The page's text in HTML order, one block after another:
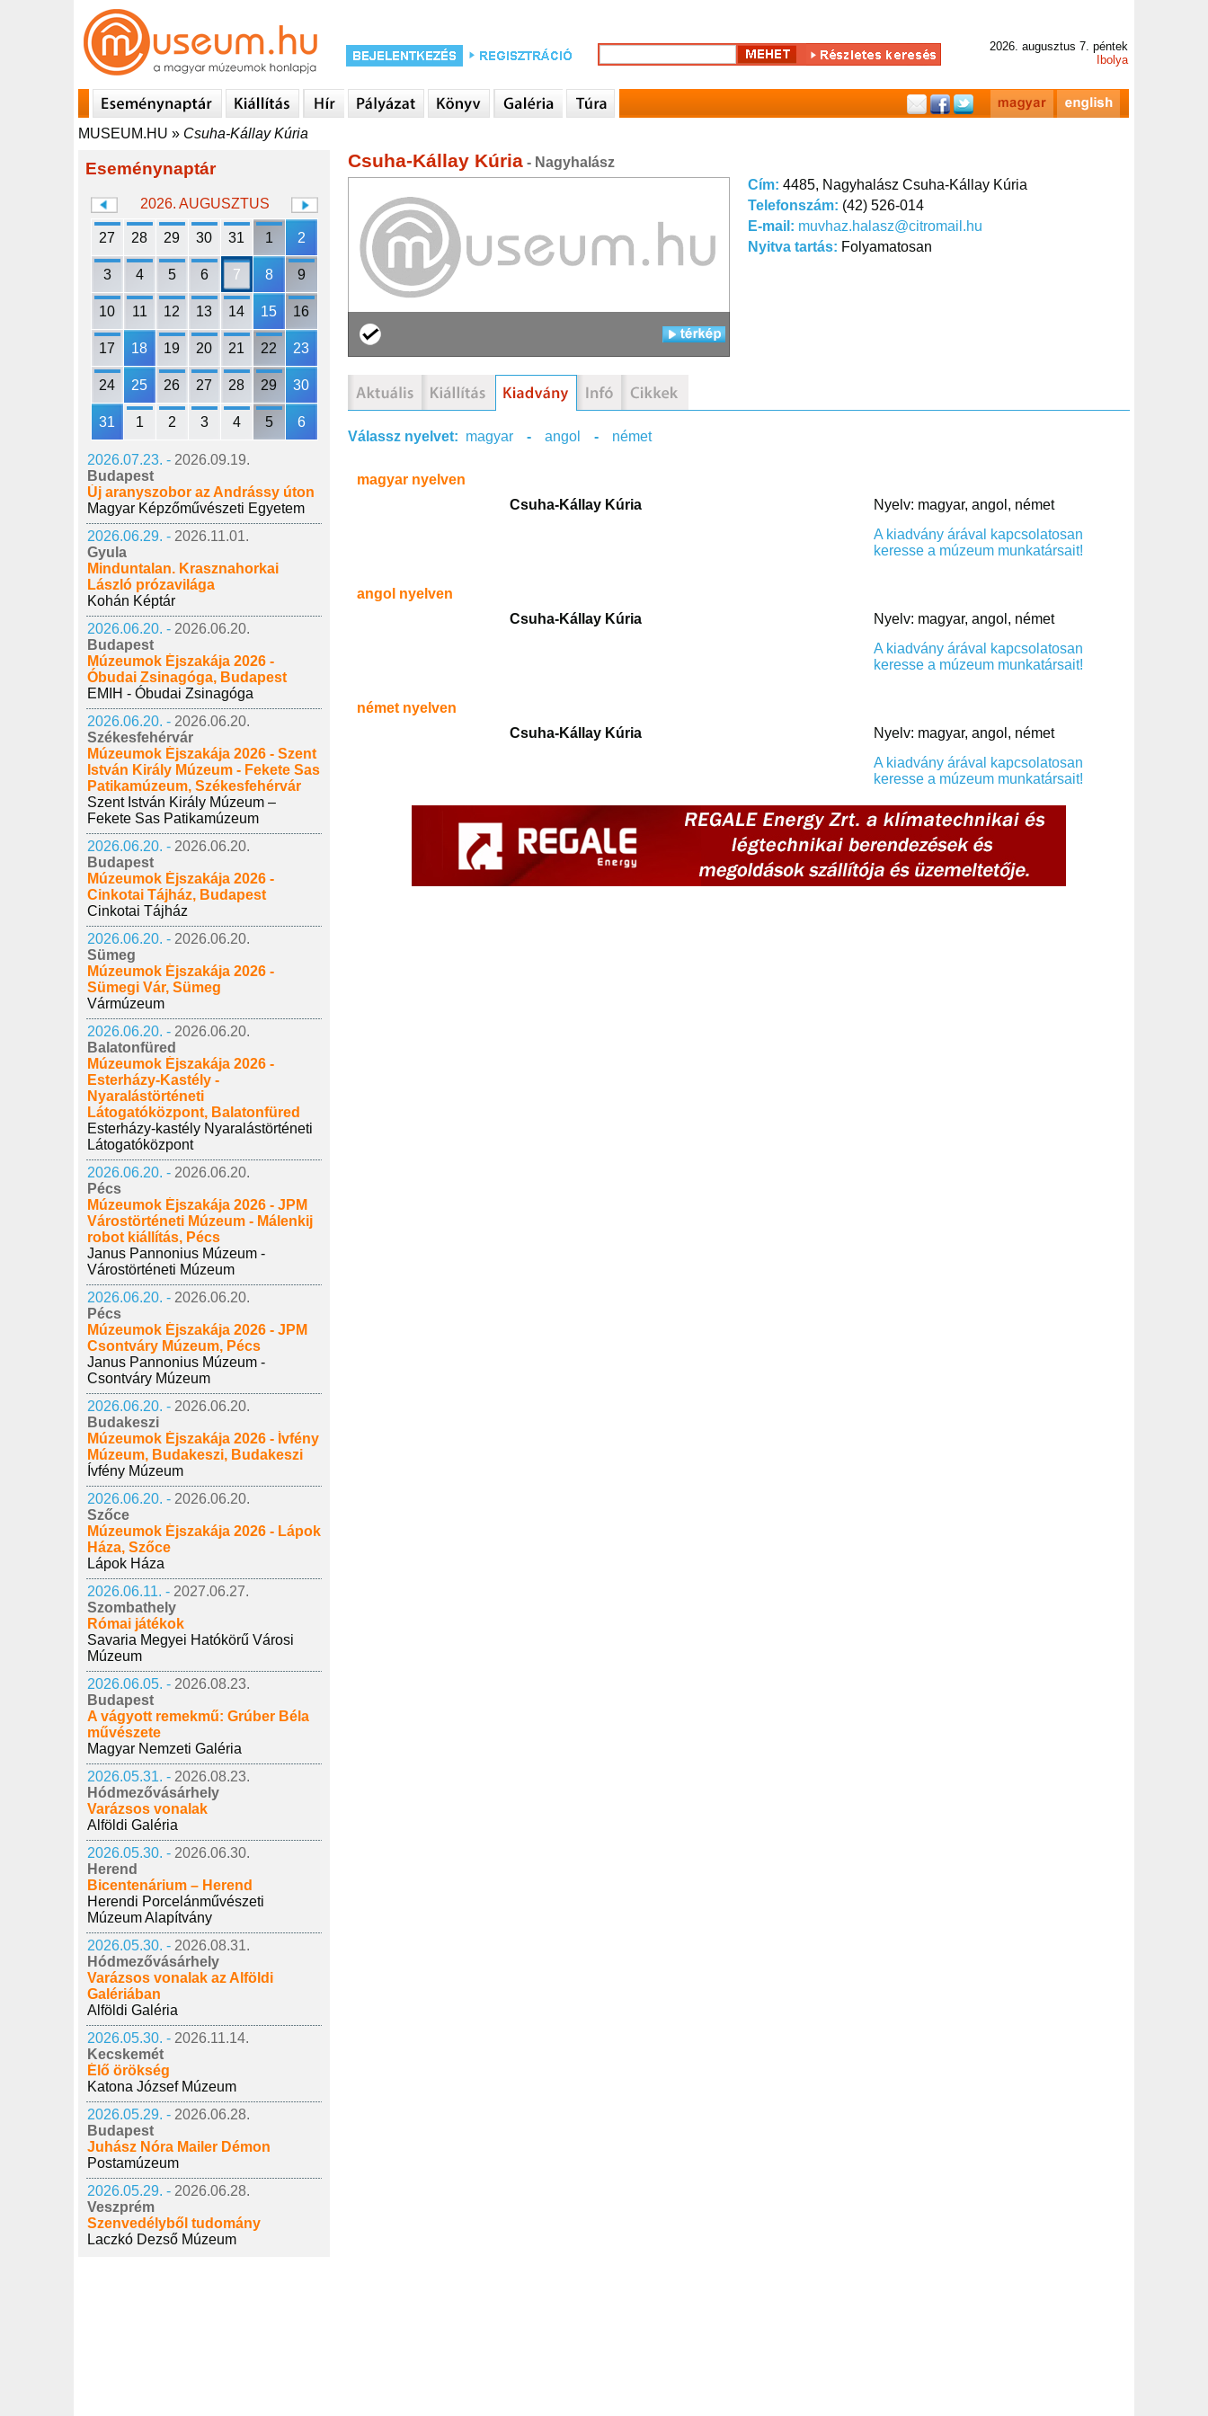
2026. augusztus 7. péntek
Ibolya
MUSEUM.HU » Csuha-Kállay Kúria
Eseménynaptár
2026. AUGUSZTUS
27 28 29 30 31 1 2
3 4 5 6 7 8 9
10 11 12 13 14 15 16
17 18 19 20 21 22 23
24 25 26 27 28 29 30
31 1 2 3 4 5 6
2026.07.23. - 2026.09.19.
Budapest
Új aranyszobor az Andrássy úton
Magyar Képzőművészeti Egyetem
2026.06.29. - 2026.11.01.
Gyula
Minduntalan. Krasznahorkai
László prózavilága
Kohán Képtár
2026.06.20. - 2026.06.20.
Budapest
Múzeumok Éjszakája 2026 -
Óbudai Zsinagóga, Budapest
EMIH - Óbudai Zsinagóga
2026.06.20. - 2026.06.20.
Székesfehérvár
Múzeumok Éjszakája 2026 - Szent
István Király Múzeum - Fekete Sas
Patikamúzeum, Székesfehérvár
Szent István Király Múzeum –
Fekete Sas Patikamúzeum
2026.06.20. - 2026.06.20.
Budapest
Múzeumok Éjszakája 2026 -
Cinkotai Tájház, Budapest
Cinkotai Tájház
2026.06.20. - 2026.06.20.
Sümeg
Múzeumok Éjszakája 2026 -
Sümegi Vár, Sümeg
Vármúzeum
2026.06.20. - 2026.06.20.
Balatonfüred
Múzeumok Éjszakája 2026 -
Esterházy-Kastély -
Nyaralástörténeti
Látogatóközpont, Balatonfüred
Esterházy-kastély Nyaralástörténeti
Látogatóközpont
2026.06.20. - 2026.06.20.
Pécs
Múzeumok Éjszakája 2026 - JPM
Várostörténeti Múzeum - Málenkij
robot kiállítás, Pécs
Janus Pannonius Múzeum -
Várostörténeti Múzeum
2026.06.20. - 2026.06.20.
Pécs
Múzeumok Éjszakája 2026 - JPM
Csontváry Múzeum, Pécs
Janus Pannonius Múzeum -
Csontváry Múzeum
2026.06.20. - 2026.06.20.
Budakeszi
Múzeumok Éjszakája 2026 - Ívfény
Múzeum, Budakeszi, Budakeszi
Ívfény Múzeum
2026.06.20. - 2026.06.20.
Szőce
Múzeumok Éjszakája 2026 - Lápok
Háza, Szőce
Lápok Háza
2026.06.11. - 2027.06.27.
Szombathely
Római játékok
Savaria Megyei Hatókörű Városi
Múzeum
2026.06.05. - 2026.08.23.
Budapest
A vágyott remekmű: Grúber Béla
művészete
Magyar Nemzeti Galéria
2026.05.31. - 2026.08.23.
Hódmezővásárhely
Varázsos vonalak
Alföldi Galéria
2026.05.30. - 2026.06.30.
Herend
Bicentenárium – Herend
Herendi Porcelánművészeti
Múzeum Alapítvány
2026.05.30. - 2026.08.31.
Hódmezővásárhely
Varázsos vonalak az Alföldi
Galériában
Alföldi Galéria
2026.05.30. - 2026.11.14.
Kecskemét
Élő örökség
Katona József Múzeum
2026.05.29. - 2026.06.28.
Budapest
Juhász Nóra Mailer Démon
Postamúzeum
2026.05.29. - 2026.06.28.
Veszprém
Szenvedélyből tudomány
Laczkó Dezső Múzeum
Csuha-Kállay Kúria - Nagyhalász
Cím: 4485, Nagyhalász Csuha-Kállay Kúria
Telefonszám: (42) 526-014
E-mail: muvhaz.halasz@citromail.hu
Nyitva tartás: Folyamatosan
Válassz nyelvet: magyar - angol - német
magyar nyelven
Csuha-Kállay Kúria
Nyelv: magyar, angol, német
A kiadvány árával kapcsolatosan
keresse a múzeum munkatársait!
angol nyelven
Csuha-Kállay Kúria
Nyelv: magyar, angol, német
A kiadvány árával kapcsolatosan
keresse a múzeum munkatársait!
német nyelven
Csuha-Kállay Kúria
Nyelv: magyar, angol, német
A kiadvány árával kapcsolatosan
keresse a múzeum munkatársait!